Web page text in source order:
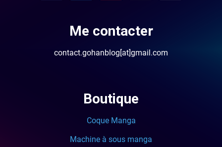
Me contacter
contact.gohanblog[at]gmail.com
Boutique
Coque Manga
Machine à sous manga